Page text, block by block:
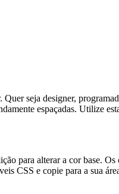
seja designer,
espaçadas. Utilize
para alterar a cor base.
CSS e copie para a sua